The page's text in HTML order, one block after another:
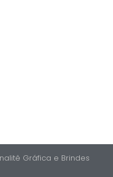
Gráfica e Brindes